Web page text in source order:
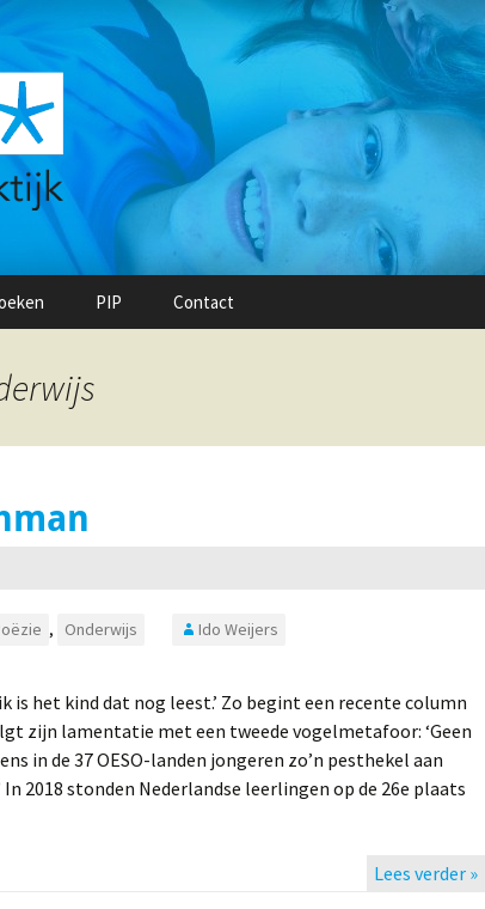
PIP Contact
, Onderwijs Ido Weijers
is het kind dat nog leest.’ Zo begint een recente column
zijn lamentatie met een tweede vogelmetafoor: ‘Geen
in de 37 OESO-landen jongeren zo’n pesthekel aan
In 2018 stonden Nederlandse leerlingen op de 26e plaats
Lees verder »